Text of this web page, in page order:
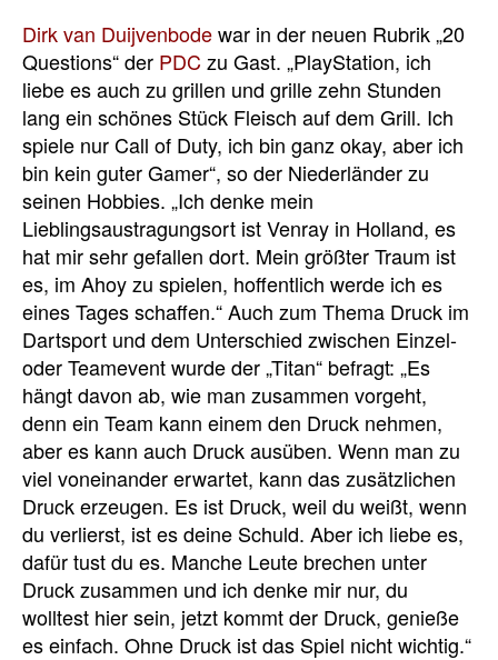
Dirk van Duijvenbodewar in der neuen Rubrik „20
Questions“ der PDC zu Gast. „PlayStation, ich
liebe es auch zu grillen und grille zehn Stunden
lang ein schönes Stück Fleisch auf dem Grill. Ich
spiele nur Call of Duty, ich bin ganz okay, aber ich
bin kein guter Gamer“, so der Niederländer zu
seinen Hobbies. „Ich denke mein
Lieblingsaustragungsort ist Venray in Holland, es
hat mir sehr gefallen dort. Mein größter Traum ist
es, im Ahoy zu spielen, hoffentlich werde ich es
eines Tages schaffen.“ Auch zum Thema Druck im
Dartsport und dem Unterschied zwischen Einzel-
oder Teamevent wurde der „Titan“ befragt: „Es
hängt davon ab, wie man zusammen vorgeht,
denn ein Team kann einem den Druck nehmen,
aber es kann auch Druck ausüben. Wenn man zu
viel voneinander erwartet, kann das zusätzlichen
Druck erzeugen. Es ist Druck, weil du weißt, wenn
du verlierst, ist es deine Schuld. Aber ich liebe es,
dafür tust du es. Manche Leute brechen unter
Druck zusammen und ich denke mir nur, du
wolltest hier sein, jetzt kommt der Druck, genieße
es einfach. Ohne Druck ist das Spiel nicht wichtig.“